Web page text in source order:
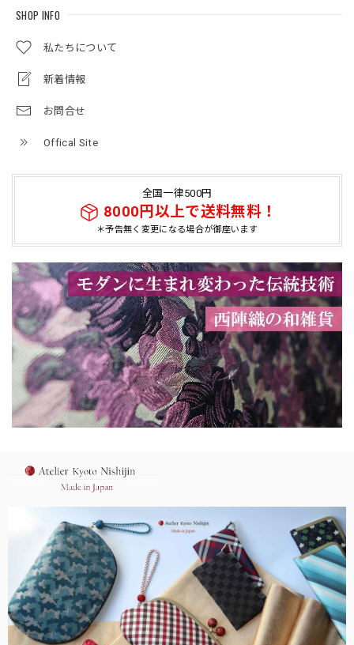
SHOP INFO
私たちについて
新着情報
お問合せ
Offical Site
全国一律500円
8000円以上で送料無料！
＊予告無く変更になる場合が御座います